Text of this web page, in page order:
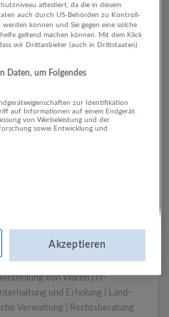
Bildung,
Land- und
Unternehmen
bei Salzburg
| Einzelhandel |
und Versicherungsleistungen |
von Waren | IT-
und Erholung | Land-
Verwaltung | Rechtsberatung
attestiert, da die in diesem
auch durch US-Behörden zu Kontroll-
können und Sie gegen eine solche
geltend machen können. Mit dem Klick
wir Drittanbieter (auch in Drittstaaten)
Daten, um Folgendes
zur Identifikation
auf Informationen auf einem Endgerät.
von Werbeleistung und der
sowie Entwicklung und
Akzeptieren